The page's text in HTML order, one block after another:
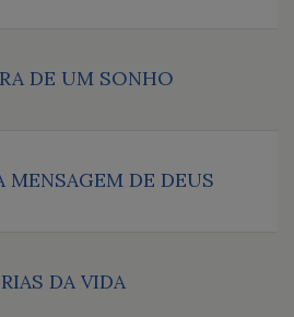
DE UM SONHO
MENSAGEM DE DEUS
DA VIDA